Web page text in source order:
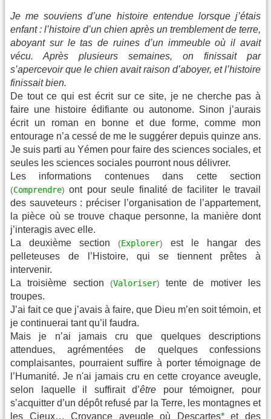
Je me souviens d’une histoire entendue lorsque j’étais
enfant : l’histoire d’un chien après un tremblement de terre,
aboyant sur le tas de ruines d’un immeuble où il avait
vécu. Après plusieurs semaines, on finissait par
s’apercevoir que le chien avait raison d’aboyer, et l’histoire
finissait bien.
De tout ce qui est écrit sur ce site, je ne cherche pas à
faire une histoire édifiante ou autonome. Sinon j’aurais
écrit un roman en bonne et due forme, comme mon
entourage n’a cessé de me le suggérer depuis quinze ans.
Je suis parti au Yémen pour faire des sciences sociales, et
seules les sciences sociales pourront nous délivrer.
Les informations contenues dans cette section
(Comprendre) ont pour seule finalité de faciliter le travail
des sauveteurs : préciser l’organisation de l’appartement,
la pièce où se trouve chaque personne, la manière dont
j’interagis avec elle.
La deuxième section
(Explorer)
est le hangar des
pelleteuses de l’Histoire, qui se tiennent prêtes à
intervenir.
La troisième section
(Valoriser)
tente de motiver les
troupes.
J’ai fait ce que j’avais à faire, que Dieu m’en soit témoin, et
je continuerai tant qu’il faudra.
Mais je n’ai jamais cru que quelques descriptions
attendues, agrémentées de quelques confessions
complaisantes, pourraient suffire à porter témoignage de
l’Humanité. Je n'ai jamais cru en cette croyance aveugle,
selon laquelle il suffirait d’être pour témoigner, pour
s’acquitter d’un dépôt refusé par la Terre, les montagnes et
les Cieux… Croyance aveugle où Descartes*et des